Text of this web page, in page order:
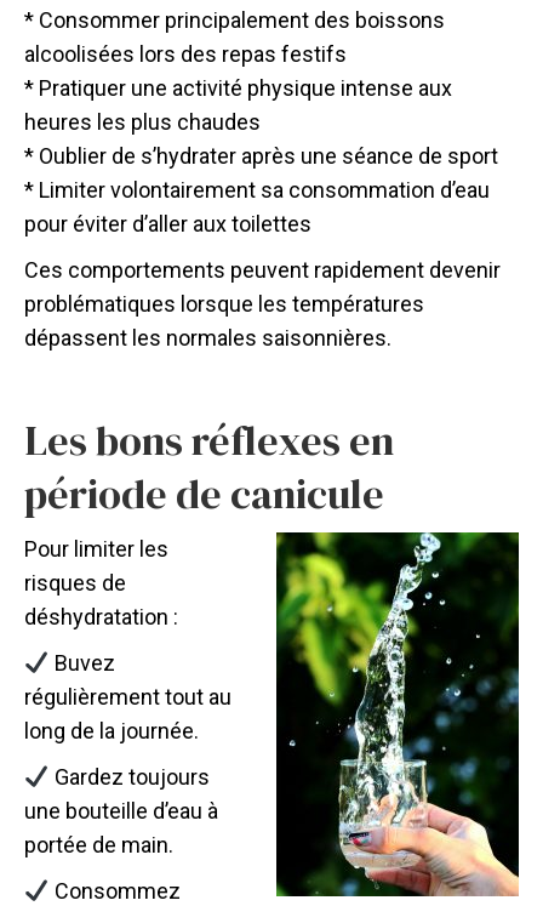
* Consommer principalement des boissons
alcoolisées lors des repas festifs
* Pratiquer une activité physique intense aux
heures les plus chaudes
* Oublier de s’hydrater après une séance de sport
* Limiter volontairement sa consommation d’eau
pour éviter d’aller aux toilettes
Ces comportements peuvent rapidement devenir
problématiques lorsque les températures
dépassent les normales saisonnières.
Les bons réflexes en
période de canicule
Pour limiter les
risques de
déshydratation :
Buvez
régulièrement tout au
long de la journée.
Gardez toujours
une bouteille d’eau à
portée de main.
Consommez